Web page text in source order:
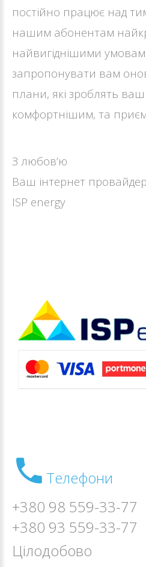
постійно працює над
нашим абонентам
найвигіднішими
запропонувати вам
плани, які зроблять
комфортнішим, та
З любов’ю
Ваш інтернет провайдер
ISP energy
Телефони
+380 98 559-33-77
+380 93 559-33-77
Цілодобово